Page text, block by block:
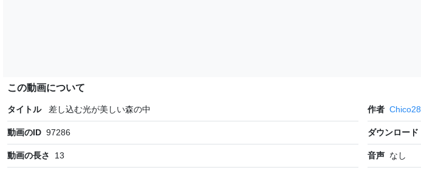
この動画について
タイトル 差し込む光が美しい森の中
動画のID 97286
動画の長さ 13
作者 Chico28
ダウンロード
音声 なし